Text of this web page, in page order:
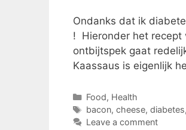
Ondanks dat ik
! Hieronder het recept
ontbijtspek gaat
Kaassaus is eigenlijk
Categories
Food, Health
Tags
bacon, cheese, diabetes,
Leave a comment